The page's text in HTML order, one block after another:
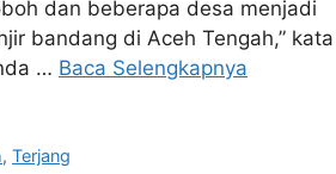
dan beberapa desa menjadi
bandang di Aceh Tengah,” kata
… Baca Selengkapnya
,Terjang